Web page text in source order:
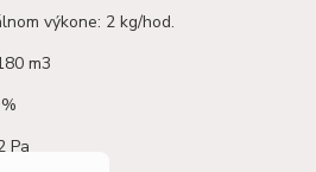
výkone: 2 kg/hod.
m3
Pa